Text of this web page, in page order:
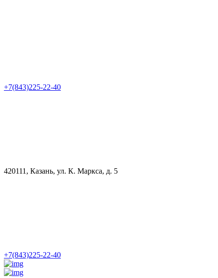
+7(843)225-22-40
420111, Казань, ул. К. Маркса, д. 5
+7(843)225-22-40